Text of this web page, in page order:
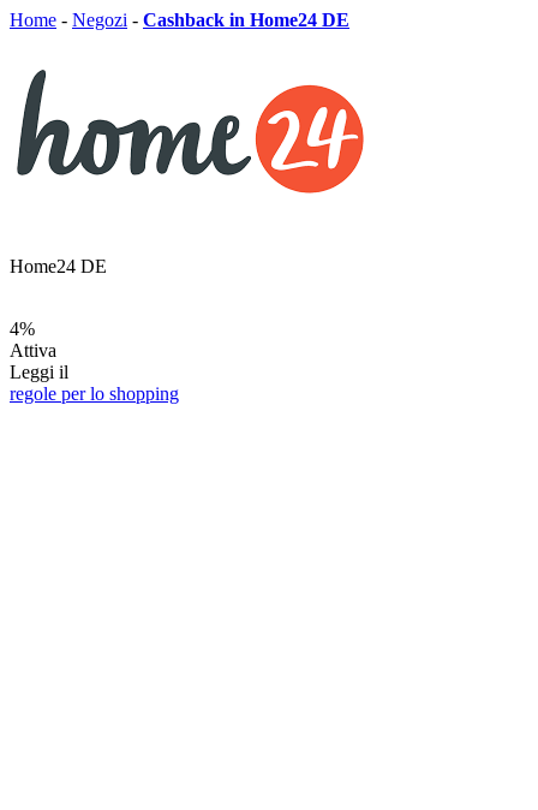
Home - Negozi - Cashback in Home24 DE
Home24 DE
4%
Attiva
Leggi il
regole per lo shopping